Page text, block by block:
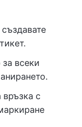
всеки
с